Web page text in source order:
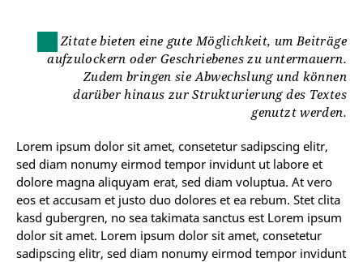
Zitate bieten eine gute Möglichkeit, um Beiträge
aufzulockern oder Geschriebenes zu untermauern.
Zudem bringen sie Abwechslung und können
darüber hinaus zur Strukturierung des Textes
genutzt werden.
Lorem ipsum dolor sit amet, consetetur sadipscing elitr,
sed diam nonumy eirmod tempor invidunt ut labore et
dolore magna aliquyam erat, sed diam voluptua. At vero
eos et accusam et justo duo dolores et ea rebum. Stet clita
kasd gubergren, no sea takimata sanctus est Lorem ipsum
dolor sit amet. Lorem ipsum dolor sit amet, consetetur
sadipscing elitr, sed diam nonumy eirmod tempor invidunt